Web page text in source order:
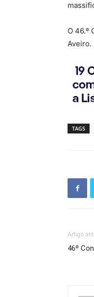
O 46.º
Aveiro.
TAGS
Artigo
46º